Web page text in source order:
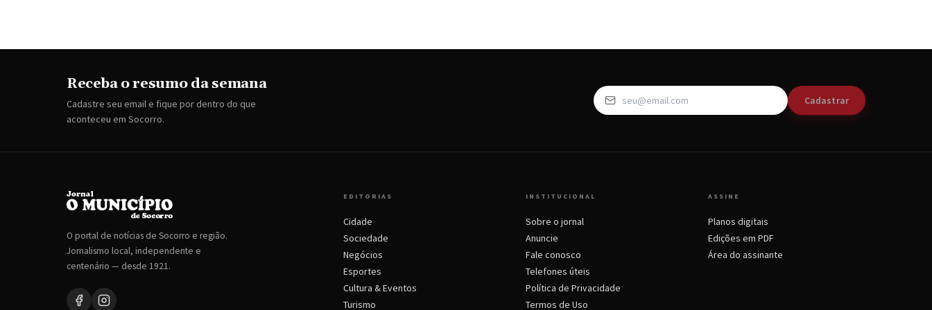
Receba o resumo da semana
Cadastre seu email e fique por dentro do que
aconteceu em Socorro.
Cadastrar
O portal de notícias de Socorro e região.
Jornalismo local, independente e
centenário — desde 1921.
EDITORIAS
Cidade
Sociedade
Negócios
Esportes
Cultura & Eventos
Turismo
INSTITUCIONAL
Sobre o jornal
Anuncie
Fale conosco
Telefones úteis
Política de Privacidade
Termos de Uso
ASSINE
Planos digitais
Edições em PDF
Área do assinante